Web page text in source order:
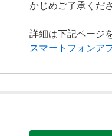
かじめご了承くだ
詳細は下記ページ
スマートフォンア